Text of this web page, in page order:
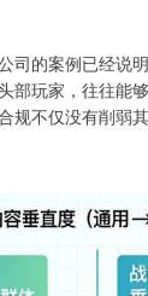
司的案例已经说
部玩家，往往能
不仅没有削弱